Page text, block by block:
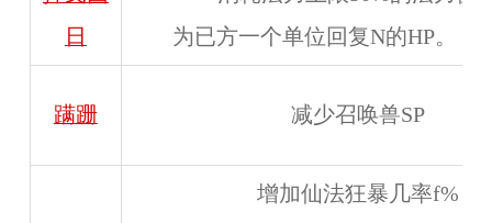
日
为已方一个单位回复N的HP。（
蹒跚 减少召唤兽SP
增加仙法狂暴几率f%